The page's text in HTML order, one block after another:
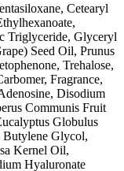
Cetearyl
Triglyceride, Glyceryl
Seed Oil, Prunus
Trehalose,
Fragrance,
Disodium
Communis Fruit
Globulus
Butylene Glycol,
Kernel Oil,
Hyaluronate